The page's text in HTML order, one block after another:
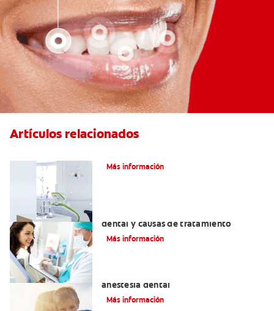
Artículos relacionados
Más información
dental y causas de tratamiento
Más información
anestesia dental
Más información